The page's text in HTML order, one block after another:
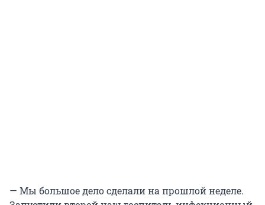
— Мы большое дело сделали на прошлой неделе.